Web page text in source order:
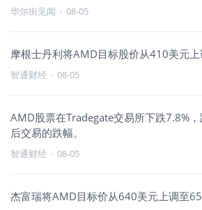
华尔街见闻 · 08-05
摩根士丹利将AMD目标股价从410美元上
智通财经 · 08-05
AMD股票在Tradegate交易所下跌7.8%
后交易的跌幅。
智通财经 · 08-05
杰富瑞将AMD目标价从640美元上调至